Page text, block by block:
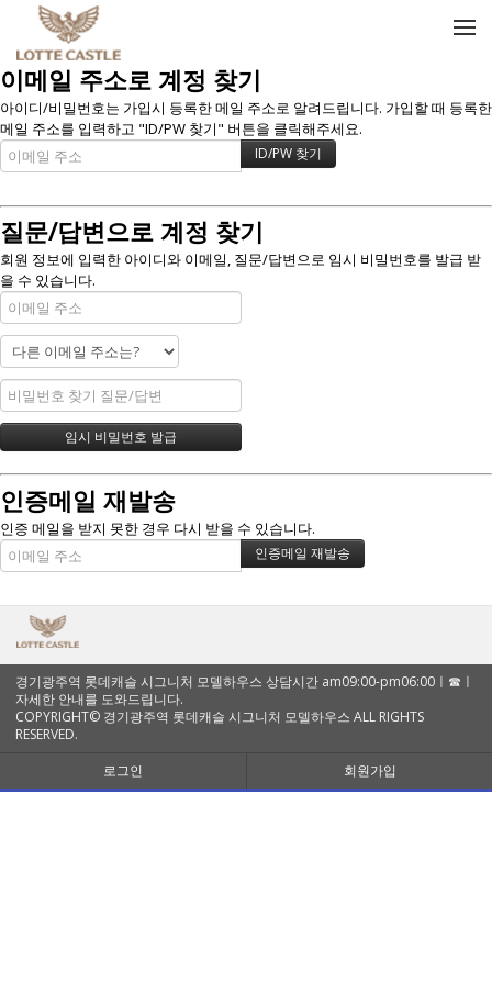
이메일 주소로 계정 찾기
아이디/비밀번호는 가입시 등록한 메일 주소로 알려드립니다. 가입할 때 등록한
메일 주소를 입력하고 "ID/PW 찾기" 버튼을 클릭해주세요.
질문/답변으로 계정 찾기
회원 정보에 입력한 아이디와 이메일, 질문/답변으로 임시 비밀번호를 발급 받
을 수 있습니다.
인증메일 재발송
인증 메일을 받지 못한 경우 다시 받을 수 있습니다.
경기광주역 롯데캐슬 시그니처 모델하우스 상담시간 am09:00-pm06:00ㅣ☎ㅣ
자세한 안내를 도와드립니다.
COPYRIGHT© 경기광주역 롯데캐슬 시그니처 모델하우스 ALL RIGHTS
RESERVED.
로그인
회원가입